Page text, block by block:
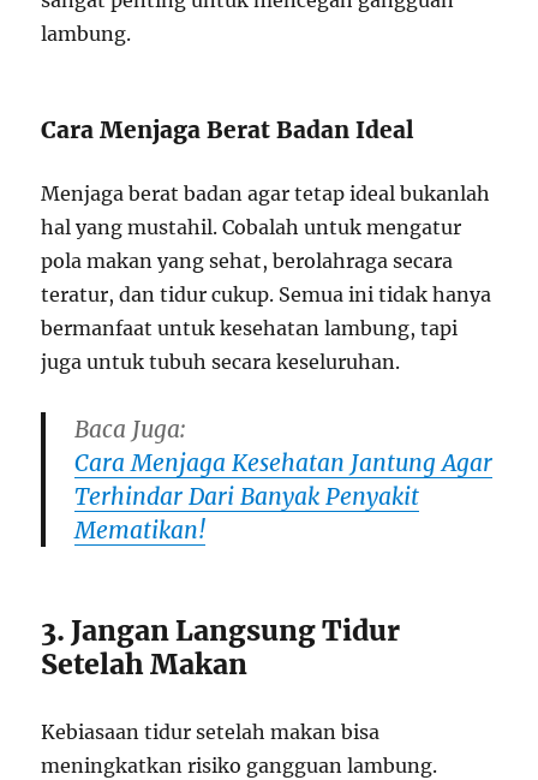
lambung.
Cara Menjaga Berat Badan Ideal
Menjaga berat badan agar tetap ideal bukanlah
hal yang mustahil. Cobalah untuk mengatur
pola makan yang sehat, berolahraga secara
teratur, dan tidur cukup. Semua ini tidak hanya
bermanfaat untuk kesehatan lambung, tapi
juga untuk tubuh secara keseluruhan.
Baca Juga:
Cara Menjaga Kesehatan Jantung Agar
Terhindar Dari Banyak Penyakit
Mematikan!
3. Jangan Langsung Tidur
Setelah Makan
Kebiasaan tidur setelah makan bisa
meningkatkan risiko gangguan lambung.